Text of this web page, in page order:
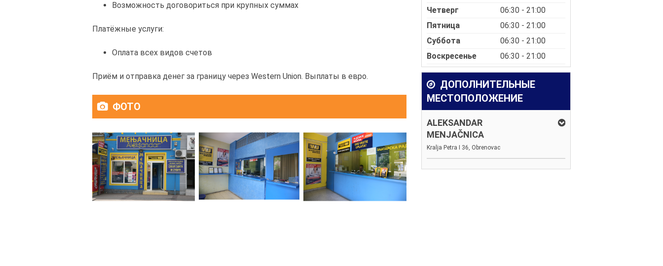
Четверг
06:30 - 21:00
Пятница
06:30 - 21:00
Суббота
06:30 - 21:00
Воскресенье
06:30 - 21:00
ДОПОЛНИТЕЛЬНЫЕ
МЕСТОПОЛОЖЕНИЕ
ALEKSANDAR
MENJAČNICA
Kralja Petra I 36, Obrenovac
Возможность договориться при крупных суммах
Платёжные услуги:
Оплата всех видов счетов
Приём и отправка денег за границу через Western Union. Выплаты в евро.
ФОТО